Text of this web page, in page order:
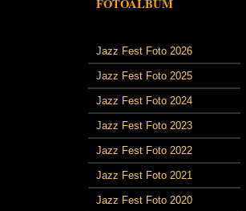
FOTOALBUM
Jazz Fest Foto 2026
Jazz Fest Foto 2025
Jazz Fest Foto 2024
Jazz Fest Foto 2023
Jazz Fest Foto 2022
Jazz Fest Foto 2021
Jazz Fest Foto 2020